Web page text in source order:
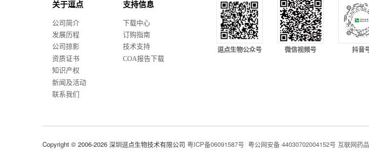
关于逗点
公司简介
发展历程
公司掠影
资质证书
知识产权
新闻及活动
联系我们
支持信息
下载中心
订购指南
技术支持
COA报告下载
逗点生物公众号 微信视频号 抖音
Copyright © 2006-2026 深圳逗点生物技术有限公司 粤ICP备06091587号 粤公网安备 44030702004152号 互联网药